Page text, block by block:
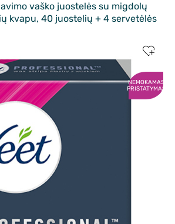
vaško juostelės su migdolų
kvapu, 40 juostelių + 4 servetėlės
NEMOKAMAS
PRISTATYMAS